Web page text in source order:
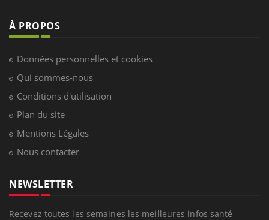
À PROPOS
Données personnelles et cookies
Qui sommes-nous
Conditions d'utilisation
Plan du site
Mentions Légales
Nous contacter
NEWSLETTER
Recevez toutes les semaines les meilleures infos santé